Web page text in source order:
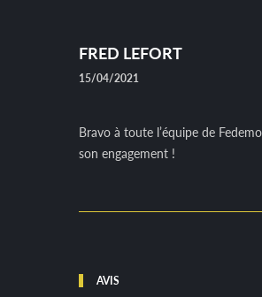
FRED LEFORT
15/04/2021
Bravo à toute l’équipe de
son engagement !
AVIS